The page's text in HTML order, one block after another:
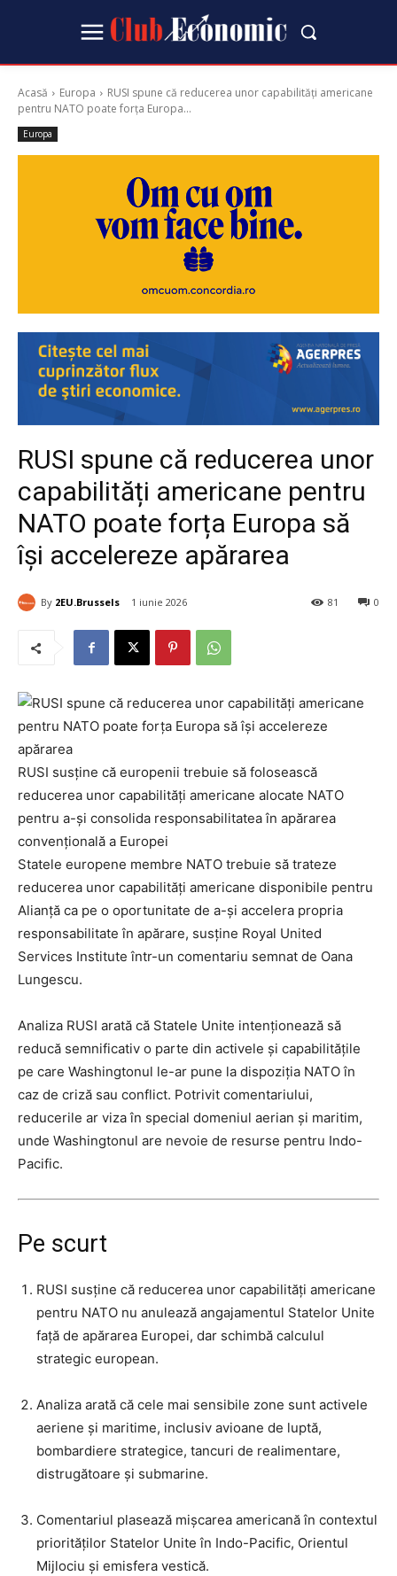
Acasă Europa
RUSI spune că reducerea unor capabilități americane
pentru NATO poate forța Europa...
Europa
RUSI spune că reducerea unor
capabilități americane pentru
NATO poate forța Europa să
își accelereze apărarea
By 2EU.Brussels 1 iunie 2026 0
81
RUSI susține că europenii trebuie să folosească
reducerea unor capabilități americane alocate NATO
pentru a-și consolida responsabilitatea în apărarea
convențională a Europei
Statele europene membre NATO trebuie să trateze
reducerea unor capabilități americane disponibile pentru
Alianță ca pe o oportunitate de a-și accelera propria
responsabilitate în apărare, susține Royal United
Services Institute într-un comentariu semnat de Oana
Lungescu.
Analiza RUSI arată că Statele Unite intenționează să
reducă semnificativ o parte din activele și capabilitățile
pe care Washingtonul le-ar pune la dispoziția NATO în
caz de criză sau conflict. Potrivit comentariului,
reducerile ar viza în special domeniul aerian și maritim,
unde Washingtonul are nevoie de resurse pentru Indo-
Pacific.
Pe scurt
RUSI susține că reducerea unor capabilități americane
pentru NATO nu anulează angajamentul Statelor Unite
față de apărarea Europei, dar schimbă calculul
strategic european.
Analiza arată că cele mai sensibile zone sunt activele
aeriene și maritime, inclusiv avioane de luptă,
bombardiere strategice, tancuri de realimentare,
distrugătoare și submarine.
Comentariul plasează mișcarea americană în contextul
priorităților Statelor Unite în Indo-Pacific, Orientul
Mijlociu și emisfera vestică.